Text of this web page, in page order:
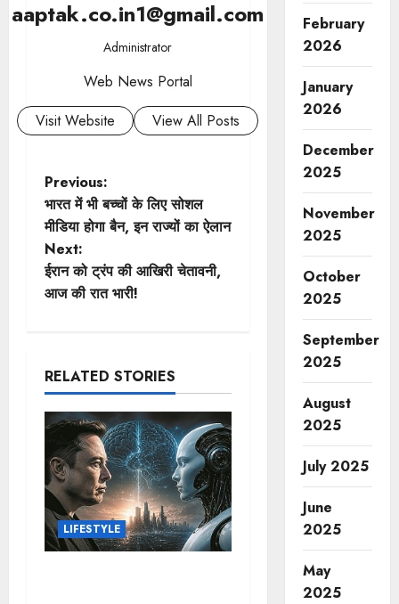
aaptak.co.in1@gmail.com
Administrator
Web News Portal
Visit Website
View All Posts
P
o
s
t
a
v
i
g
a
t
Previous:
भारत में भी बच्चों के लिए सोशल
मीडिया होगा बैन, इन राज्यों का ऐलान
Next:
ईरान को ट्रंप की आखिरी चेतावनी,
आज की रात भारी!
RELATED STORIES
LIFESTYLE
February
2026
January
2026
December
2025
November
2025
October
2025
September
2025
August
2025
July 2025
June
2025
May
2025